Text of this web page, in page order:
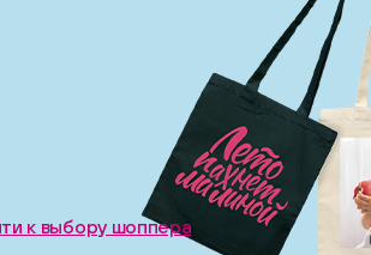
к выбору шоппера